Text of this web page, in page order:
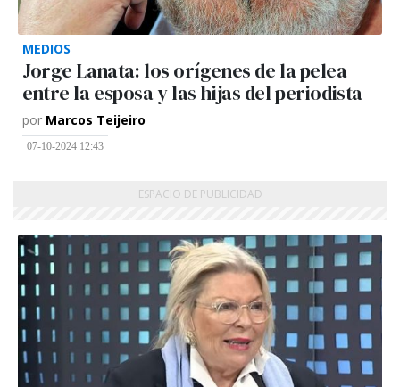
MEDIOS
Jorge Lanata: los orígenes de la pelea
entre la esposa y las hijas del periodista
por Marcos Teijeiro
07-10-2024 12:43